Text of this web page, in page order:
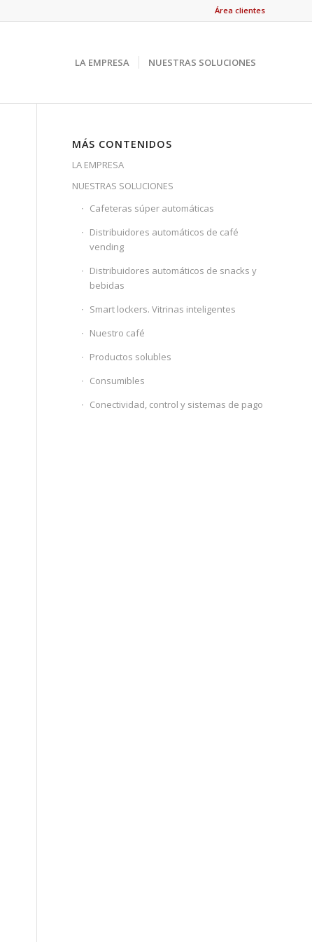
Área clientes
LA EMPRESA NUESTRAS SOLUCIONES
MÁS CONTENIDOS
LA EMPRESA
NUESTRAS SOLUCIONES
Cafeteras súper automáticas
Distribuidores automáticos de café
vending
Distribuidores automáticos de snacks y
bebidas
Smart lockers. Vitrinas inteligentes
Nuestro café
Productos solubles
Consumibles
Conectividad, control y sistemas de pago